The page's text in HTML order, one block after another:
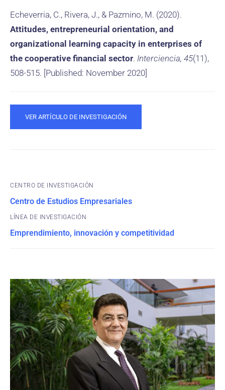
Echeverria, C., Rivera, J., & Pazmino, M. (2020).
Attitudes, entrepreneurial orientation, and
organizational learning capacity in enterprises of
the cooperative financial sector. Interciencia, 45(11),
508-515. [Published: November 2020]
VER ARTÍCULO DE INVESTIGACIÓN
CENTRO DE INVESTIGACIÓN
Centro de Estudios Empresariales
Emprendimiento, innovación y competitividad